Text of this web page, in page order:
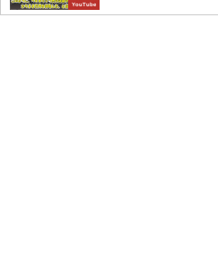
YouTube